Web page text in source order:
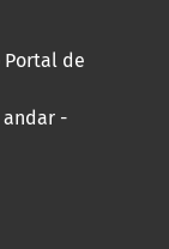
de
andar -